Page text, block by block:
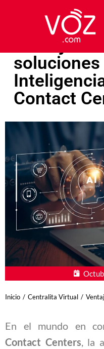
Ventajas
soluciones
Contact
Estás aquí:
Inicio Centralita Virtual
En el mundo en
Contact Centers, la